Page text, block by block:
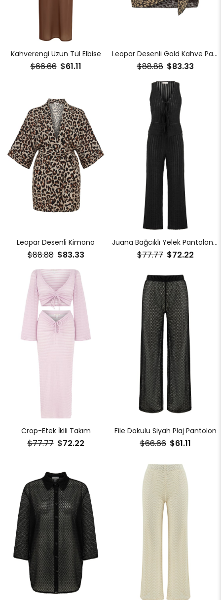
Kahverengi Uzun Tül Elbise
$61.11
$66.66
Leopar Desenli Gold Kahve Pareo
$83.33
$88.88
Leopar Desenli Kimono
$83.33
$88.88
Juana Bağcıklı Yelek Pantolon Takım
$72.22
$77.77
Crop-Etek İkili Takım
$72.22
$77.77
File Dokulu Siyah Plaj Pantolon
$61.11
$66.66